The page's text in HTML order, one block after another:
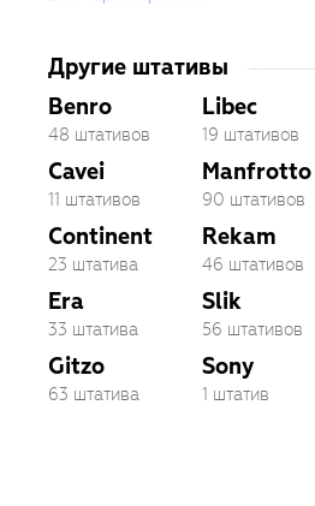
Другие штативы
Benro
48 штативов
Cavei
11 штативов
Continent
23 штатива
Era
33 штатива
Gitzo
63 штатива
Libec
19 штативов
Manfrotto
90 штативов
Rekam
46 штативов
Slik
56 штативов
Sony
1 штатив